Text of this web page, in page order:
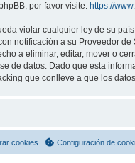
por favor visite: https://
violar cualquier ley de su
notificación a su Proveedor de
a eliminar, editar, mover o
de datos. Dado que esta
que conlleve a que los
Configuración de
cookies